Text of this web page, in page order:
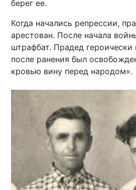
берег ее.
Когда начались репрессии,
арестован. После начала
штрафбат. Прадед героически
после ранения был
кровью вину перед народом».